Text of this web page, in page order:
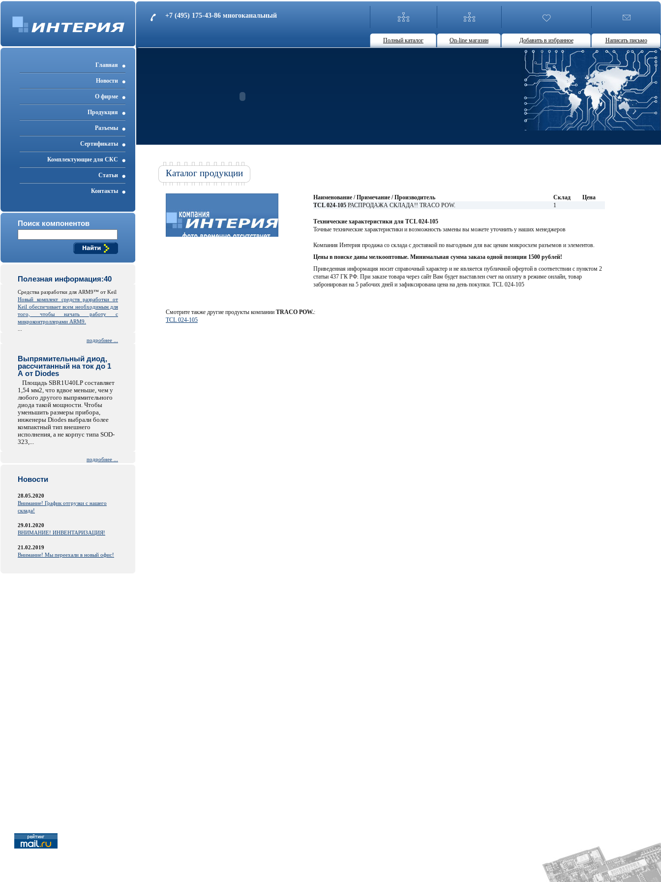
+7 (495) 175-43-86 многоканальный
Полный каталог On-line магазин Добавить в избранное Написать письмо
Главная
Новости
О фирме
Продукция
Разъемы
Cертификаты
Комплектующие для СКС
Статьи
Контакты
Поиск компонентов
Полезная информация:40
Средства разработки для ARM9™ от Keil
Новый комплект средств разработки от
Keil обеспечивает всем необходимым для
того, чтобы начать работу с
микроконтроллерами ARM9.
подробнее ...
Выпрямительный диод,
рассчитанный на ток до 1
А от Diodes
Площадь SBR1U40LP составляет
1,54 мм2, что вдвое меньше, чем у
любого другого выпрямительного
диода такой мощности. Чтобы
уменьшить размеры прибора,
инженеры Diodes выбрали более
компактный тип внешнего
исполнения, а не корпус типа SOD-
323,...
подробнее ...
Новости
28.05.2020
Внимание! График отгрузки с нашего
склада!
29.01.2020
ВНИМАНИЕ! ИНВЕНТАРИЗАЦИЯ!
21.02.2019
Внимание! Мы переехали в новый офис!
Каталог продукции
Наименование / Примечание / Производитель Склад
Цена
TCL 024-105 РАСПРОДАЖА СКЛАДА!! TRACO POW. 1
Технические характеристики для TCL 024-105
Точные технические характеристики и возможность замены вы можете уточнить у наших менеджеров
Компания Интерия продажа со склада с доставкой по выгодным для вас ценам микросхем разъемов и элементов.
Цены в поиске даны мелкооптовые. Минимальная сумма заказа одной позиции 1500 рублей!
Приведенная информация носит справочный характер и не является публичной офертой в соответствии с пунктом 2
статьи 437 ГК РФ. При заказе товара через сайт Вам будет выставлен счет на оплату в режиме онлайн, товар
забронирован на 5 рабочих дней и зафиксирована цена на день покупки. TCL 024-105
Смотрите также другие продукты компании TRACO POW.:
TCL 024-105